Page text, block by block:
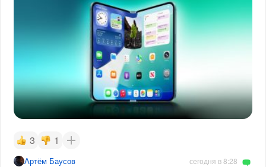
3 1
Артём Баусов сегодня в 8:28